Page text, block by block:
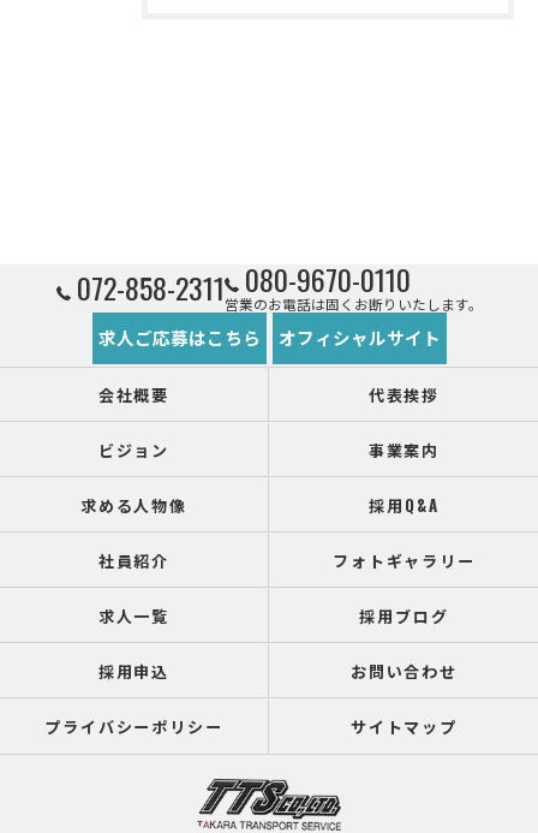
072-858-2311 080-9670-0110
営業のお電話は固くお断りいたします。
求人ご応募はこちら オフィシャルサイト
会社概要 代表挨拶
ビジョン 事業案内
求める人物像 採用Q&A
社員紹介 フォトギャラリー
求人一覧 採用ブログ
採用申込 お問い合わせ
プライバシーポリシー サイトマップ